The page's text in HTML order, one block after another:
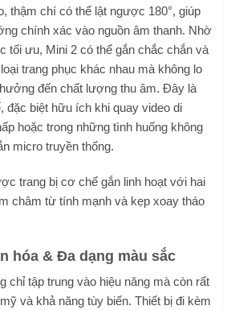
thậm chí có thể lật ngược 180°, giúp
chính xác vào nguồn âm thanh. Nhờ
tối ưu, Mini 2 có thể gắn chắc chắn và
trang phục khác nhau mà không lo
đến chất lượng thu âm. Đây là
đặc biệt hữu ích khi quay video di
hoặc trong những tình huống không
micro truyền thống.
hóa & Đa dạng màu sắc
chỉ tập trung vào hiệu năng mà còn rất
và khả năng tùy biến. Thiết bị đi kèm